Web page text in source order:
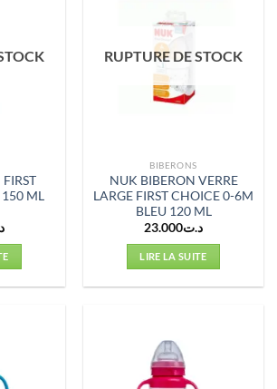
ML
RUPTURE DE STOCK
BIBERONS
NUK BIBERON VERRE
LARGE FIRST CHOICE 0-6M
BLEU 120 ML
د.ت23.000
LIRE LA SUITE